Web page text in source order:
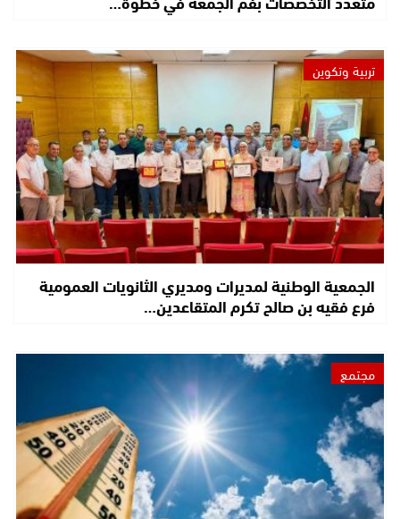
تربية وتكوين
الجمعية الوطنية لمديرات ومديري الثانويات العمومية
فرع فقيه بن صالح تكرم المتقاعدين…
مجتمع